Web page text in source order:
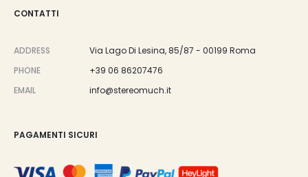
CONTATTI
ADDRESS
Via Lago Di Lesina, 85/87 - 00199 Roma
PHONE
+39 06 86207476
EMAIL
info@stereomuch.it
PAGAMENTI SICURI